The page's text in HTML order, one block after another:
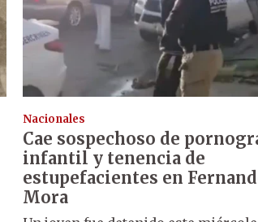
Nacionales
Cae sospechoso de
infantil y tenencia de
estupefacientes en
Mora